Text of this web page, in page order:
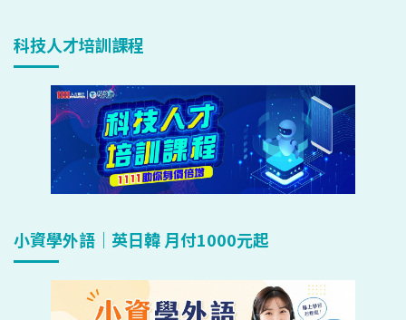
科技人才培訓課程
小資學外語｜英日韓 月付1000元起